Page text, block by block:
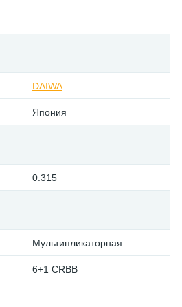
DAIWA
Япония
0.315
Мультипликаторная
6+1 CRBB